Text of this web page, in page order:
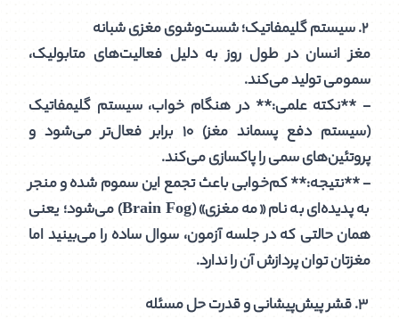
۲. سیستم گلیمفاتیک؛ شست‌وشوی مغزی شبانه
مغز انسان در طول روز به دلیل فعالیت‌های متابولیک،
سمومی تولید می‌کند.
- **نکته علمی:** در هنگام خواب، سیستم گلیمفاتیک
(سیستم دفع پسماند مغز) ۱۰ برابر فعال‌تر می‌شود و
پروتئین‌های سمی را پاکسازی می‌کند.
- **نتیجه:** کم‌خوابی باعث تجمع این سموم شده و منجر
به پدیده‌ای به نام «مه مغزی» (Brain Fog) می‌شود؛ یعنی
همان حالتی که در جلسه آزمون، سوال ساده را می‌بینید اما
مغزتان توان پردازش آن را ندارد.